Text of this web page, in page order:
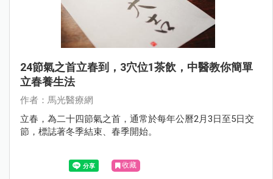
24節氣之首立春到，3穴位1茶飲，中醫教你簡單
立春養生法
作者：馬光醫療網
立春，為二十四節氣之首，通常於每年公曆2月3日至5日交
節，標誌著冬季結束、春季開始。
收藏